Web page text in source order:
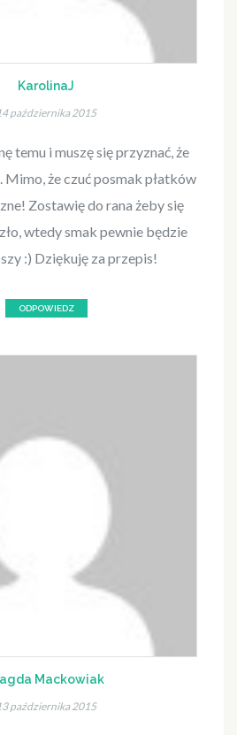
KarolinaJ
października 2015
temu i muszę się przyznać, że
Mimo, że czuć posmak płatków
Zostawię do rana żeby się
wtedy smak pewnie będzie
:) Dziękuję za przepis!
ODPOWIEDZ
Mackowiak
października 2015